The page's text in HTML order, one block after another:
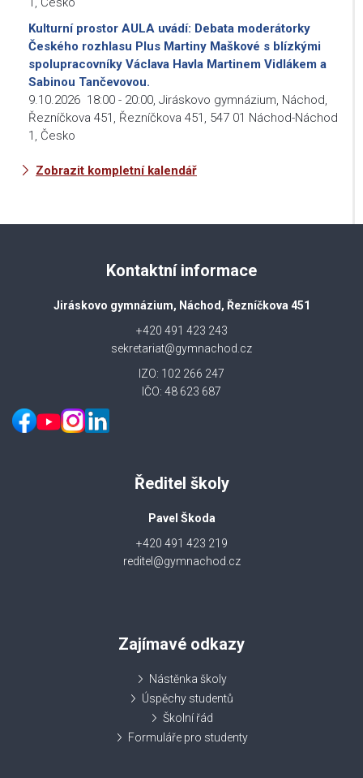
Kulturní prostor AULA uvádí: Debata moderátorky
Českého rozhlasu Plus Martiny Maškové s blízkými
spolupracovníky Václava Havla Martinem Vidlákem a
Sabinou Tančevovou.
9.10.2026 18:00 - 20:00 Jiráskovo gymnázium, Náchod,
Řezníčkova 451, Řezníčkova 451, 547 01 Náchod-Náchod
1, Česko
Zobrazit kompletní kalendář
Kontaktní informace
Jiráskovo gymnázium, Náchod, Řezníčkova 451
+420 491 423 243
sekretariat@gymnachod.cz
IZO: 102 266 247
IČO: 48 623 687
Ředitel školy
Pavel Škoda
+420 491 423 219
reditel@gymnachod.cz
Zajímavé odkazy
Nástěnka školy
Úspěchy studentů
Školní řád
Formuláře pro studenty